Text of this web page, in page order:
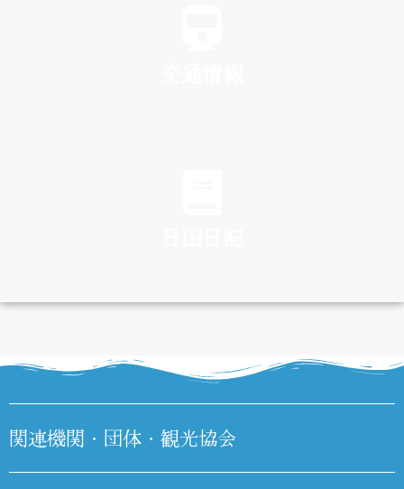
DIARY
関連機関・団体・観光協会